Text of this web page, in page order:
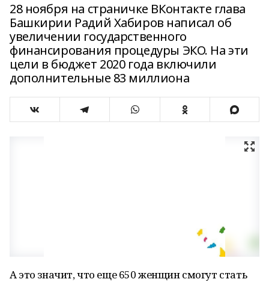
28 ноября на страничке ВКонтакте глава
Башкирии Радий Хабиров написал об
увеличении государственного
финансирования процедуры ЭКО. На эти
цели в бюджет 2020 года включили
дополнительные 83 миллиона
А это значит, что еще 650 женщин смогут стать